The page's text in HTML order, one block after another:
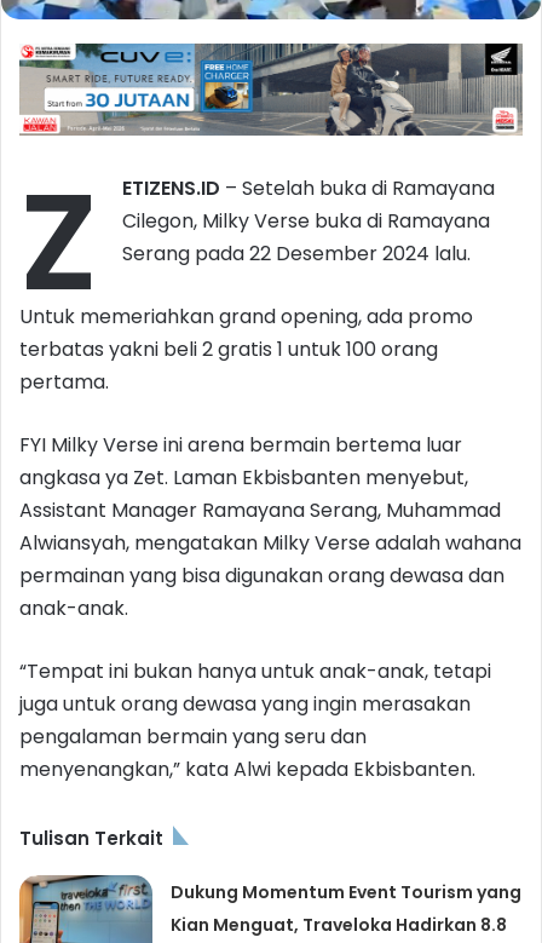
Z ETIZENS.ID – Setelah buka di Ramayana
Cilegon, Milky Verse buka di Ramayana
Serang pada 22 Desember 2024 lalu.
Untuk memeriahkan grand opening, ada promo
terbatas yakni beli 2 gratis 1 untuk 100 orang
pertama.
FYI Milky Verse ini arena bermain bertema luar
angkasa ya Zet. Laman Ekbisbanten menyebut,
Assistant Manager Ramayana Serang, Muhammad
Alwiansyah, mengatakan Milky Verse adalah wahana
permainan yang bisa digunakan orang dewasa dan
anak-anak.
“Tempat ini bukan hanya untuk anak-anak, tetapi
juga untuk orang dewasa yang ingin merasakan
pengalaman bermain yang seru dan
menyenangkan,” kata Alwi kepada Ekbisbanten.
Tulisan Terkait
Dukung Momentum Event Tourism yang
Kian Menguat, Traveloka Hadirkan 8.8